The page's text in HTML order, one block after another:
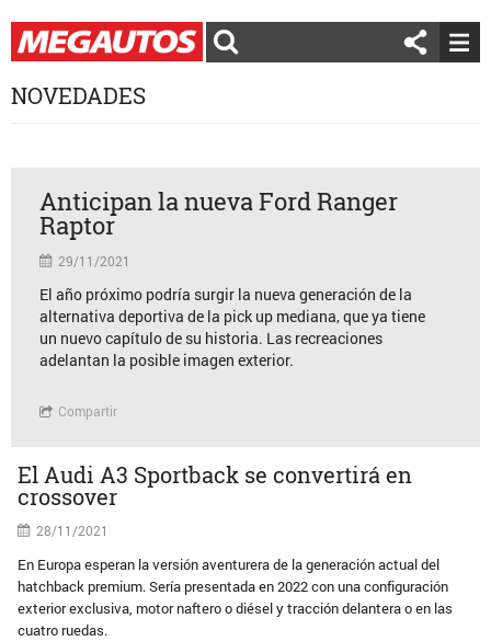
NOVEDADES
Anticipan la nueva Ford Ranger
Raptor
29/11/2021
El año próximo podría surgir la nueva generación de la
alternativa deportiva de la pick up mediana, que ya tiene
un nuevo capítulo de su historia. Las recreaciones
adelantan la posible imagen exterior.
Compartir
El Audi A3 Sportback se convertirá en
crossover
28/11/2021
En Europa esperan la versión aventurera de la generación actual del
hatchback premium. Sería presentada en 2022 con una configuración
exterior exclusiva, motor naftero o diésel y tracción delantera o en las
cuatro ruedas.